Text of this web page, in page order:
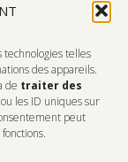
telles
des appareils.
de traiter des
les ID uniques sur
peut
Membre
CENTRE